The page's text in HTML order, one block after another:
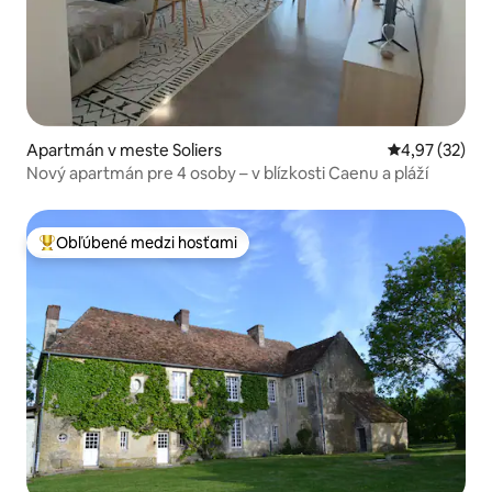
Apartmán v meste Soliers Priemerné
4,97 (32)
Nový apartmán pre 4 osoby – v blízkosti Caenu a pláží
Najobľúbenejšie medzi hosťami
Obľúbené medzi hosťami